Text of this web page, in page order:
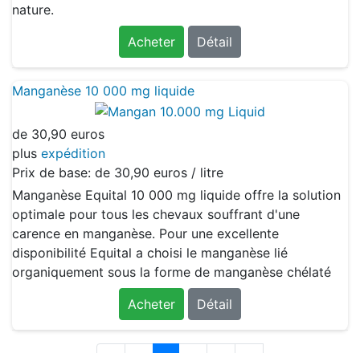
nature.
Acheter
Détail
Manganèse 10 000 mg liquide
de 30,90 euros
plus expédition
Prix de base: de 30,90 euros / litre
Manganèse Equital 10 000 mg liquide offre la solution
optimale pour tous les chevaux souffrant d'une
carence en manganèse. Pour une excellente
disponibilité Equital a choisi le manganèse lié
organiquement sous la forme de manganèse chélaté
Acheter
Détail